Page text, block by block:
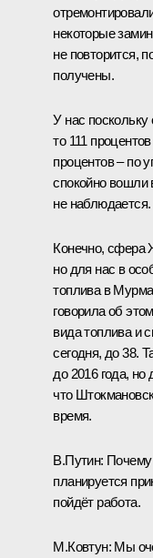
некоторые
не повторится,
получены.
У нас
то 111
процентов – по
спокойно вошли
не наблюдается.
Конечно, сфера
но для нас в
топлива в
говорила об
вида топлива и
сегодня, до 38.
до 2016 года,
что
время.
В.Путин:
планируется
пойдёт работа.
М.Ковтун: Мы